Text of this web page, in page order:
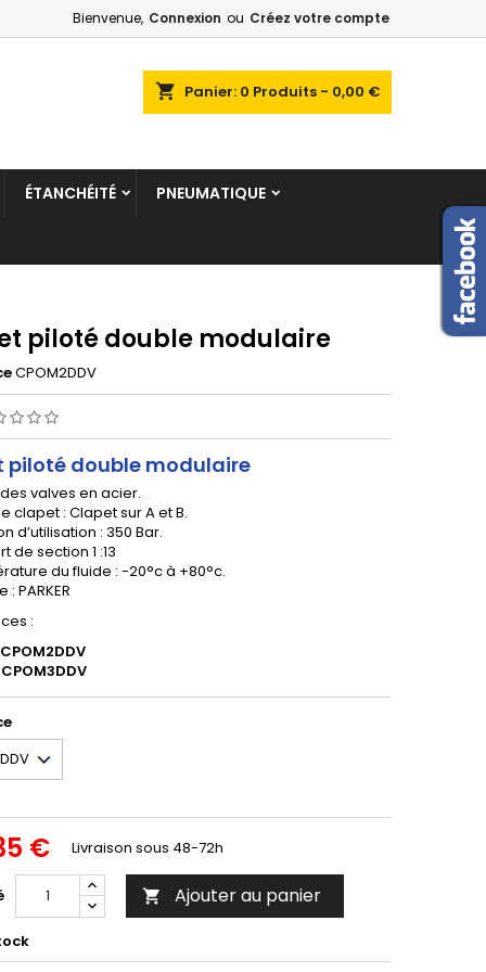
Bienvenue, Connexion ou Créez votre compte
shopping_cart Panier: 0 Produits - 0,00 €
ÉTANCHÉITÉ PNEUMATIQUE
piloté double modulaire
CPOM2DDV
piloté double modulaire
valves en acier.
clapet : Clapet sur A et B.
d’utilisation : 350 Bar.
de section 1 :13
du fluide : -20°c à +80°c.
: PARKER
:
€ Livraison sous 48-72h
 Ajouter au panier